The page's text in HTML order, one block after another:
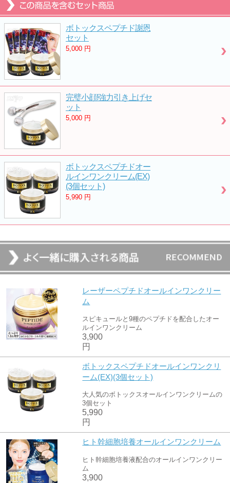
ボトックスペプチド謝恩
セット
5,000 円
完璧小顔!強力引き上げセ
ット
5,000 円
ボトックスペプチドオー
ルインワンクリーム(EX)
(3個セット)
5,990 円
レーザーペプチドオールインワンクリー
ム
スピキュールと9種のペプチドを配合したオー
ルインワンクリーム
3,900
円
ボトックスペプチドオールインワンクリ
ーム(EX)(3個セット)
大人気のボトックスオールインワンクリームの
3個セット
5,990
円
ヒト幹細胞培養オールインワンクリーム
ヒト幹細胞培養液配合のオールインワンクリー
ム
3,900